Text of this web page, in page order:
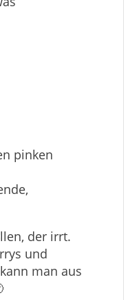
pinken
der irrt.
und
man aus